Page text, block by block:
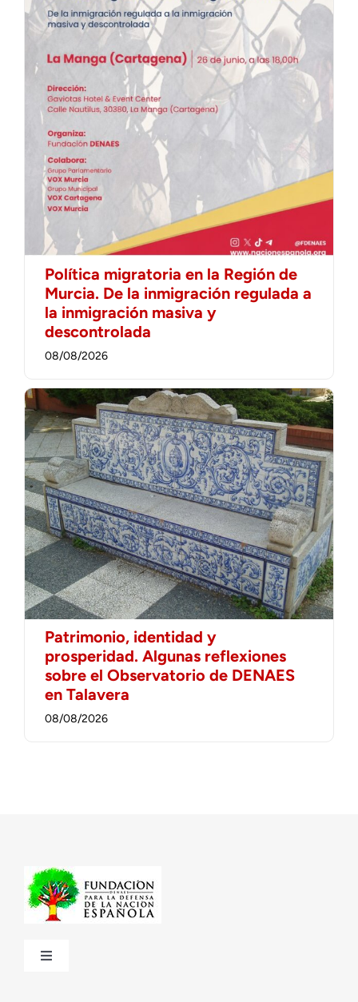
Política migratoria en la Región de
Murcia. De la inmigración regulada a
la inmigración masiva y
descontrolada
08/08/2026
Patrimonio, identidad y
prosperidad. Algunas reflexiones
sobre el Observatorio de DENAES
en Talavera
08/08/2026
Toggle